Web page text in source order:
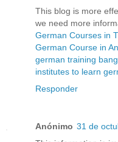
This blog is more
we need more
German Courses in
German Course in
german training
institutes to learn
Responder
Anónimo 31 de